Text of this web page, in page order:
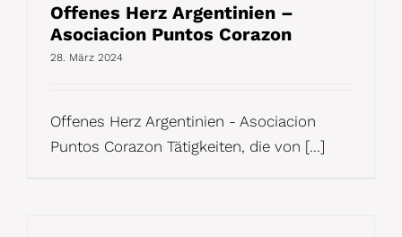
Offenes Herz Argentinien –
Asociacion Puntos Corazon
28. März 2024
Offenes Herz Argentinien - Asociacion
Puntos Corazon Tätigkeiten, die von [...]